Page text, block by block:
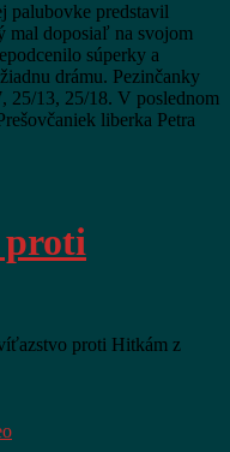
palubovke predstavil
mal doposiaľ na svojom
súperky a
drámu. Pezinčanky
25/13, 25/18. V poslednom
liberka Petra
proti
proti Hitkám z